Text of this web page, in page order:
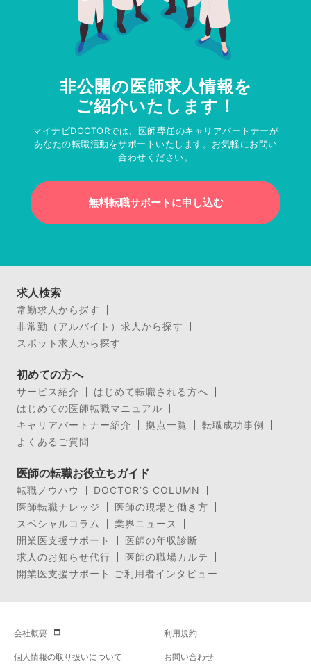
非公開の医師求人情報を
ご紹介いたします！
マイナビDOCTORでは、医師専任のキャリアパートナーが
あなたの転職活動をサポートいたします。お気軽にお問い
合わせください。
無料転職サポートに申し込む
求人検索
常勤求人から探す
非常勤（アルバイト）求人から探す
スポット求人から探す
初めての方へ
サービス紹介
はじめて転職される方へ
はじめての医師転職マニュアル
キャリアパートナー紹介
拠点一覧
転職成功事例
よくあるご質問
医師の転職お役立ちガイド
転職ノウハウ
DOCTOR’S COLUMN
医師転職ナレッジ
医師の現場と働き方
スペシャルコラム
業界ニュース
開業医支援サポート
医師の年収診断
求人のお知らせ代行
医師の職場カルテ
開業医支援サポート ご利用者インタビュー
会社概要 利用規約
個人情報の取り扱いについて お問い合わせ